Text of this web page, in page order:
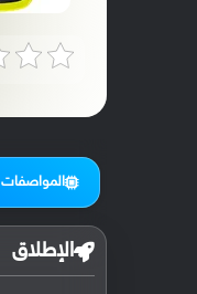
المواصفات
الإطلاق